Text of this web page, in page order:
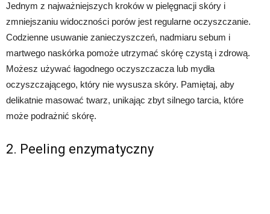
Jednym z najważniejszych kroków w pielęgnacji skóry i
zmniejszaniu widoczności porów jest regularne oczyszczanie.
Codzienne usuwanie zanieczyszczeń, nadmiaru sebum i
martwego naskórka pomoże utrzymać skórę czystą i zdrową.
Możesz używać łagodnego oczyszczacza lub mydła
oczyszczającego, który nie wysusza skóry. Pamiętaj, aby
delikatnie masować twarz, unikając zbyt silnego tarcia, które
może podrażnić skórę.
2. Peeling enzymatyczny